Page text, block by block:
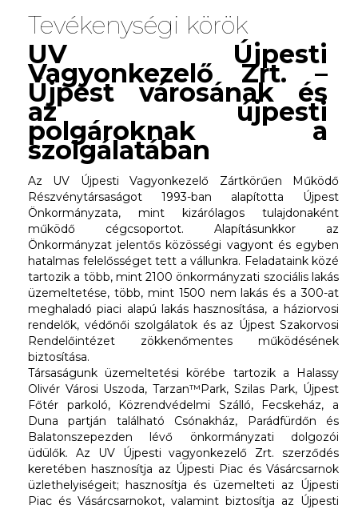
Tevékenységi körök
UV Újpesti
Vagyonkezelő Zrt. –
Újpest városának és
az újpesti
polgároknak a
szolgálatában
Az UV Újpesti Vagyonkezelő Zártkörűen Működő
Részvénytársaságot 1993-ban alapította Újpest
Önkormányzata, mint kizárólagos tulajdonaként
működő cégcsoportot. Alapításunkkor az
Önkormányzat jelentős közösségi vagyont és egyben
hatalmas felelősséget tett a vállunkra. Feladataink közé
tartozik a több, mint 2100 önkormányzati szociális lakás
üzemeltetése, több, mint 1500 nem lakás és a 300-at
meghaladó piaci alapú lakás hasznosítása, a háziorvosi
rendelők, védőnői szolgálatok és az Újpest Szakorvosi
Rendelőintézet zökkenőmentes működésének
biztosítása.
Társaságunk üzemeltetési körébe tartozik a Halassy
Olivér Városi Uszoda, Tarzan™Park, Szilas Park, Újpest
Főtér parkoló, Közrendvédelmi Szálló, Fecskeház, a
Duna partján található Csónakház, Parádfürdőn és
Balatonszepezden lévő önkormányzati dolgozói
üdülők. Az UV Újpesti vagyonkezelő Zrt. szerződés
keretében hasznosítja az Újpesti Piac és Vásárcsarnok
üzlethelyiségeit; hasznosítja és üzemelteti az Újpesti
Piac és Vásárcsarnokot, valamint biztosítja az Újpesti